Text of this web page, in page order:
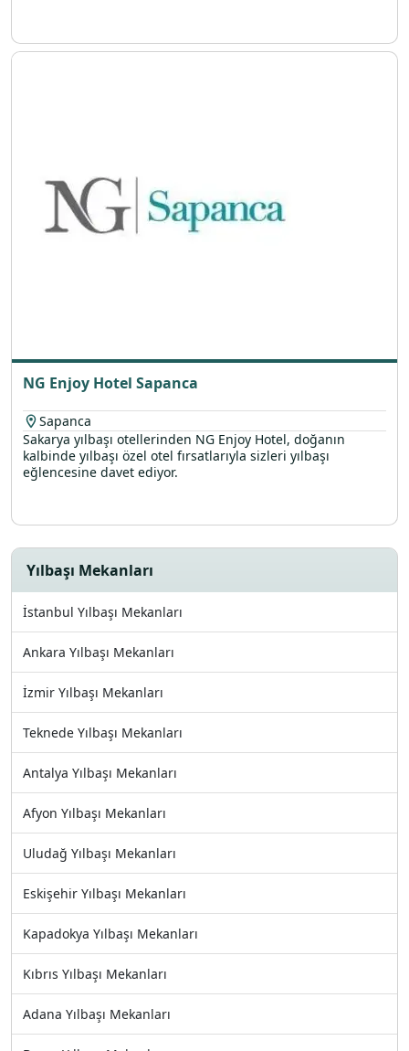
NG Enjoy Hotel Sapanca
Sapanca
Sakarya yılbaşı otellerinden NG Enjoy Hotel, doğanın
kalbinde yılbaşı özel otel fırsatlarıyla sizleri yılbaşı
eğlencesine davet ediyor.
Yılbaşı Mekanları
İstanbul Yılbaşı Mekanları
Ankara Yılbaşı Mekanları
İzmir Yılbaşı Mekanları
Teknede Yılbaşı Mekanları
Antalya Yılbaşı Mekanları
Afyon Yılbaşı Mekanları
Uludağ Yılbaşı Mekanları
Eskişehir Yılbaşı Mekanları
Kapadokya Yılbaşı Mekanları
Kıbrıs Yılbaşı Mekanları
Adana Yılbaşı Mekanları